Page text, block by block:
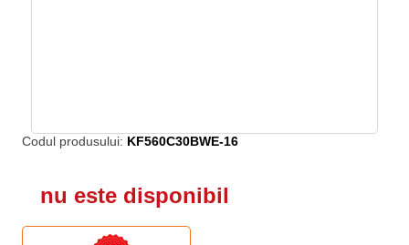
Codul produsului: KF560C30BWE-16
nu este disponibil